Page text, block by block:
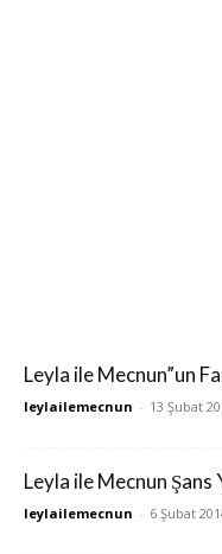
Leyla ile Mecnun”un
leylailemecnun - 13 Şubat
Leyla ile Mecnun Şans
leylailemecnun - 6 Şubat